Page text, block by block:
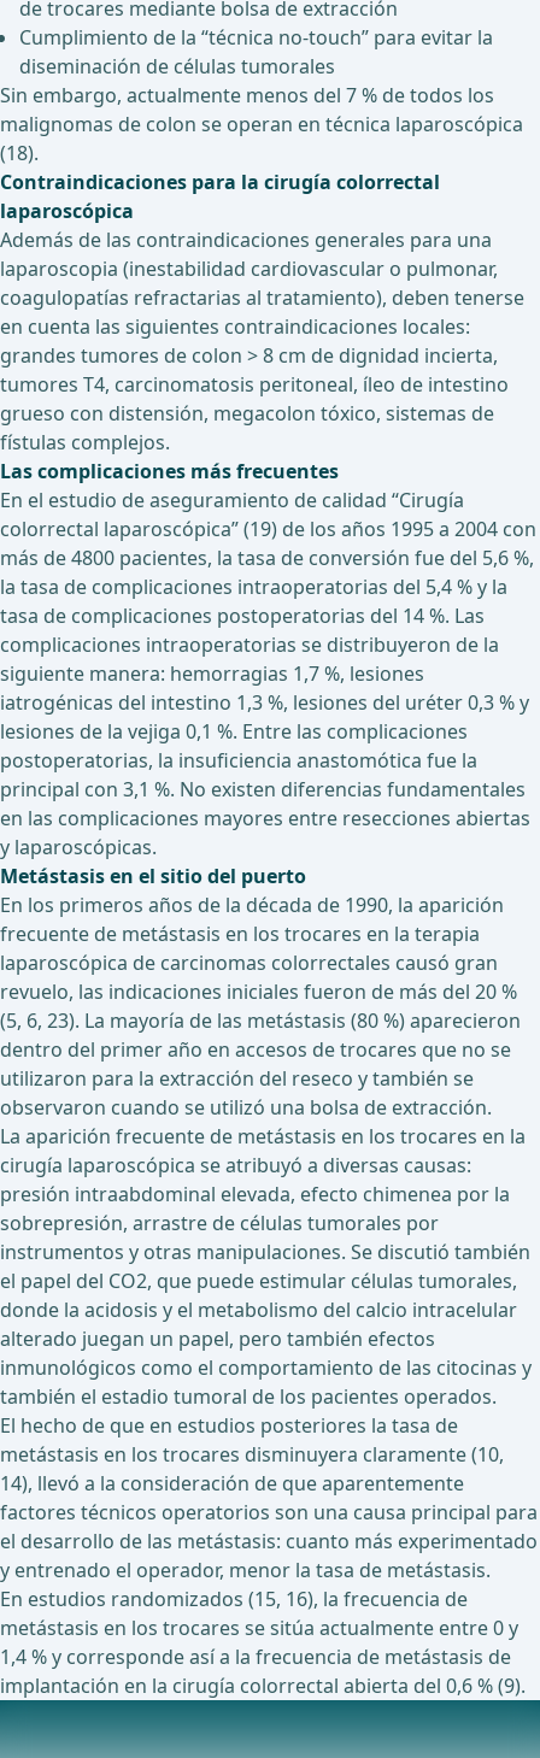
de trocares mediante bolsa de extracción
Cumplimiento de la “técnica no-touch” para evitar la
diseminación de células tumorales
Sin embargo, actualmente menos del 7 % de todos los
malignomas de colon se operan en técnica laparoscópica
(18).
Contraindicaciones para la cirugía colorrectal
laparoscópica
Además de las contraindicaciones generales para una
laparoscopia (inestabilidad cardiovascular o pulmonar,
coagulopatías refractarias al tratamiento), deben tenerse
en cuenta las siguientes contraindicaciones locales:
grandes tumores de colon > 8 cm de dignidad incierta,
tumores T4, carcinomatosis peritoneal, íleo de intestino
grueso con distensión, megacolon tóxico, sistemas de
fístulas complejos.
Las complicaciones más frecuentes
En el estudio de aseguramiento de calidad “Cirugía
colorrectal laparoscópica” (19) de los años 1995 a 2004 con
más de 4800 pacientes, la tasa de conversión fue del 5,6 %,
la tasa de complicaciones intraoperatorias del 5,4 % y la
tasa de complicaciones postoperatorias del 14 %. Las
complicaciones intraoperatorias se distribuyeron de la
siguiente manera: hemorragias 1,7 %, lesiones
iatrogénicas del intestino 1,3 %, lesiones del uréter 0,3 % y
lesiones de la vejiga 0,1 %. Entre las complicaciones
postoperatorias, la insuficiencia anastomótica fue la
principal con 3,1 %. No existen diferencias fundamentales
en las complicaciones mayores entre resecciones abiertas
y laparoscópicas.
Metástasis en el sitio del puerto
En los primeros años de la década de 1990, la aparición
frecuente de metástasis en los trocares en la terapia
laparoscópica de carcinomas colorrectales causó gran
revuelo, las indicaciones iniciales fueron de más del 20 %
(5, 6, 23). La mayoría de las metástasis (80 %) aparecieron
dentro del primer año en accesos de trocares que no se
utilizaron para la extracción del reseco y también se
observaron cuando se utilizó una bolsa de extracción.
La aparición frecuente de metástasis en los trocares en la
cirugía laparoscópica se atribuyó a diversas causas:
presión intraabdominal elevada, efecto chimenea por la
sobrepresión, arrastre de células tumorales por
instrumentos y otras manipulaciones. Se discutió también
el papel del CO2, que puede estimular células tumorales,
donde la acidosis y el metabolismo del calcio intracelular
alterado juegan un papel, pero también efectos
inmunológicos como el comportamiento de las citocinas y
también el estadio tumoral de los pacientes operados.
El hecho de que en estudios posteriores la tasa de
metástasis en los trocares disminuyera claramente (10,
14), llevó a la consideración de que aparentemente
factores técnicos operatorios son una causa principal para
el desarrollo de las metástasis: cuanto más experimentado
y entrenado el operador, menor la tasa de metástasis.
En estudios randomizados (15, 16), la frecuencia de
metástasis en los trocares se sitúa actualmente entre 0 y
1,4 % y corresponde así a la frecuencia de metástasis de
implantación en la cirugía colorrectal abierta del 0,6 % (9).
Estudios actualmente en curso sobre este tema